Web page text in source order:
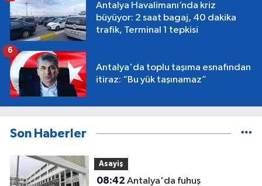
Antalya Havalimanı’nda kriz
büyüyor: 2 saat bagaj, 40 dakika
trafik, Terminal 1 tepkisi
Antalya'da toplu taşıma esnafından
itiraz: “Bu yük taşınamaz”
6
Son Haberler
Asayiş
08:42